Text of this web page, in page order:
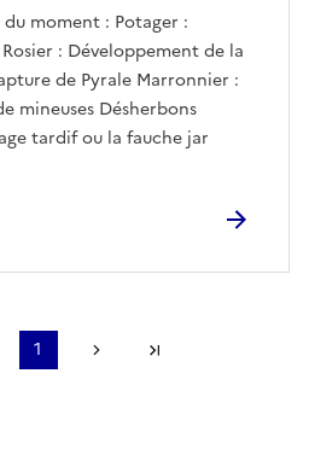
moment : Potager :
: Développement de la
de Pyrale Marronnier :
mineuses Désherbons
tardif ou la fauche jar
page
Page précédente
1 Page suivante